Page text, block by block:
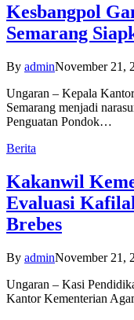
Kesbangpol
Semarang
By adminNovember 21,
Ungaran – Kepala
Semarang menjadi
Penguatan Pondok…
Berita
Kakanwil
Evaluasi
Brebes
By adminNovember 21,
Ungaran – Kasi
Kantor Kementerian